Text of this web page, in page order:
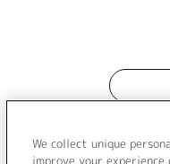
We collect unique
improve your